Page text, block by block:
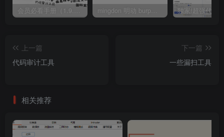
会员必看手册（1.9.0版本 26.4.5更新） mingdon 明动 burp插件0.2.6版本 本地时间校验去除版
上一篇
代码审计工具
下一篇
一些漏扫工具
相关推荐